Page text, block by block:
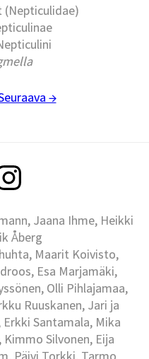
(Nepticulidae)
→
Jaana Ihme, Heikki
Åberg
Maarit Koivisto,
Esa Marjamäki,
Olli Pihlajamaa,
Ruuskanen, Jari ja
Erkki Santamala, Mika
Silvonen, Eija